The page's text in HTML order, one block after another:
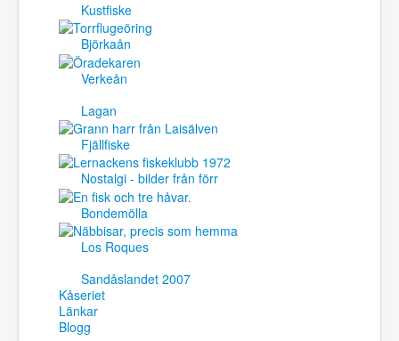
Kustfiske
Björkaån
Verkeån
Lagan
Fjällfiske
Nostalgi - bilder från förr
Bondemölla
Los Roques
Sandåslandet 2007
Kåseriet
Länkar
Blogg